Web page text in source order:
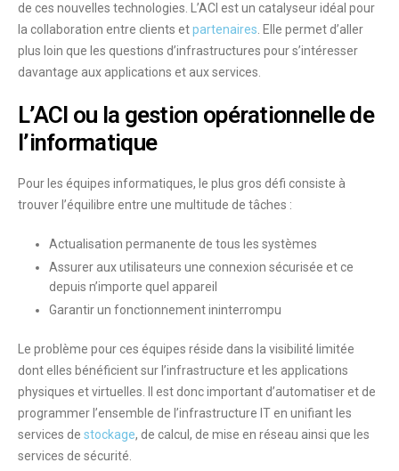
de ces nouvelles technologies. L’ACI est un catalyseur idéal pour
la collaboration entre clients etpartenaires. Elle permet d’aller
plus loin que les questions d’infrastructures pours’intéresser
davantage aux applications et aux services.
L’ACI ou la gestion opérationnelle de
l’informatique
Pour les équipes informatiques, le plus gros défi consiste à
trouver l’équilibre entre une multitude de tâches :
Actualisation permanente de tous les systèmes
Assurer aux utilisateurs une connexion sécurisée et ce
depuis n’importe quel appareil
Garantir un fonctionnement ininterrompu
Le problème pour ces équipes réside dans la visibilité limitée
dont elles bénéficient sur l’infrastructure et les applications
physiques et virtuelles. Il est donc important d’automatiser et de
programmer l’ensemble de l’infrastructure IT en unifiant les
services de stockage, de calcul, de mise en réseau ainsi que les
services de sécurité.